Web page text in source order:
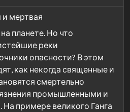
мертвая
планете. Но что
реки
опасности? В этом
как некогда священные и
смертельно
промышленными и
примере великого Ганга